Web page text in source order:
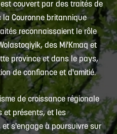
couvert par des traités de
Couronne britannique
reconnaissaient le rôle
des Mi'Kmaq et
province et dans le pays,
de confiance et d'amitié.
de croissance régionale
et présents, et les
s'engage à poursuivre sur